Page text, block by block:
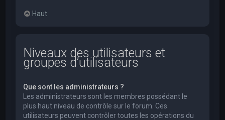
Haut
Niveaux des utilisateurs et
groupes d’utilisateurs
Que sont les administrateurs ?
Les administrateurs sont les membres possédant le
plus haut niveau de contrôle sur le forum. Ces
utilisateurs peuvent contrôler toutes les opérations du